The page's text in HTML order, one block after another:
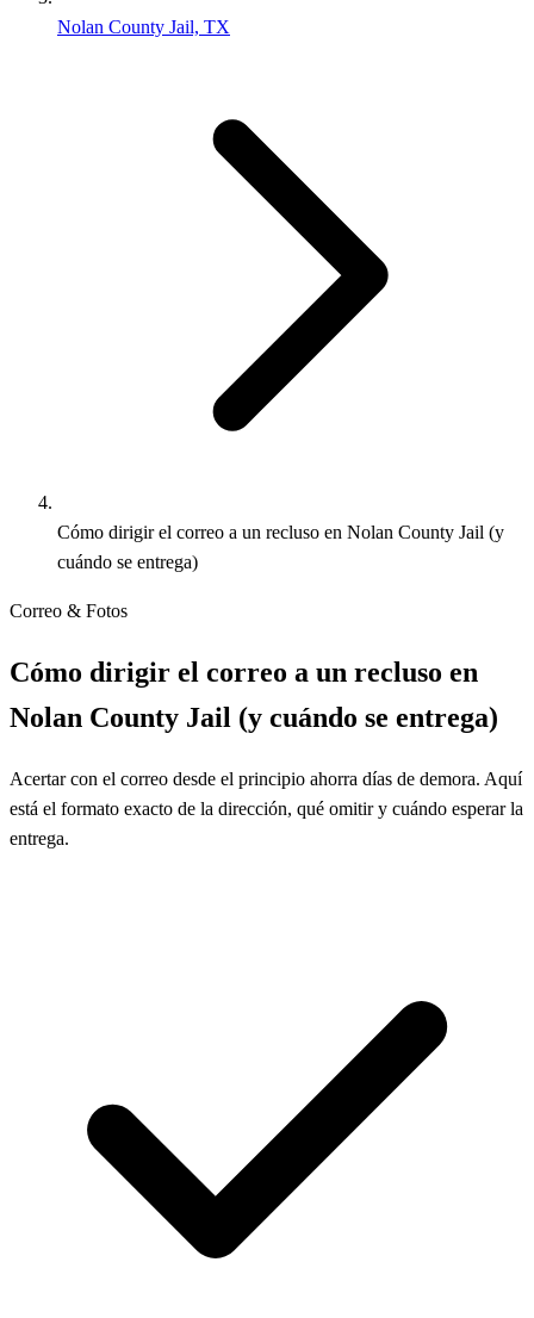
Nolan County Jail, TX
Cómo dirigir el correo a un recluso en Nolan County Jail (y
cuándo se entrega)
Correo & Fotos
Cómo dirigir el correo a un recluso en
Nolan County Jail (y cuándo se entrega)
Acertar con el correo desde el principio ahorra días de demora. Aquí
está el formato exacto de la dirección, qué omitir y cuándo esperar la
entrega.